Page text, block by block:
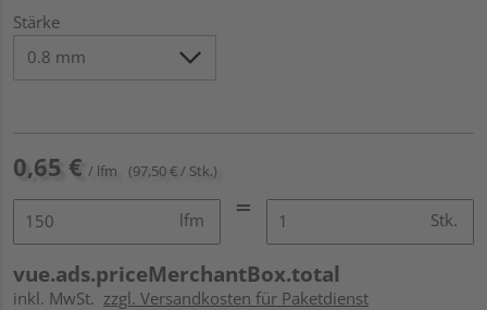
Stärke
0,65 € / lfm (97,50 € / Stk.)
lfm Stk.
vue.ads.priceMerchantBox.total
inkl. MwSt. zzgl. Versandkosten für Paketdienst